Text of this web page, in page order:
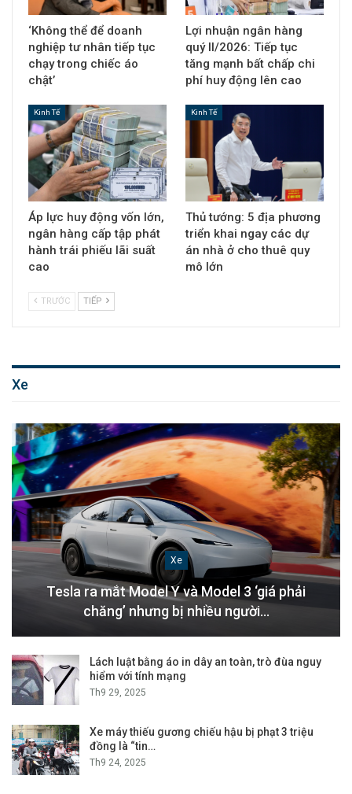
‘Không thể để doanh
nghiệp tư nhân tiếp tục
chạy trong chiếc áo
chật’
Lợi nhuận ngân hàng
quý II/2026: Tiếp tục
tăng mạnh bất chấp chi
phí huy động lên cao
Kinh Tế
Áp lực huy động vốn lớn,
ngân hàng cấp tập phát
hành trái phiếu lãi suất
cao
Kinh Tế
Thủ tướng: 5 địa phương
triển khai ngay các dự
án nhà ở cho thuê quy
mô lớn
TRƯỚC TIẾP
Xe
Xe
Tesla ra mắt Model Y và Model 3 ‘giá phải
chăng’ nhưng bị nhiều người…
Lách luật bằng áo in dây an toàn, trò đùa nguy
hiểm với tính mạng
Th9 29, 2025
Xe máy thiếu gương chiếu hậu bị phạt 3 triệu
đồng là “tin…
Th9 24, 2025